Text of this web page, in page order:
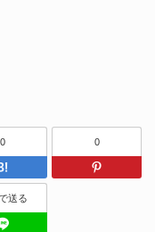
0
はてなブッ
0
送る